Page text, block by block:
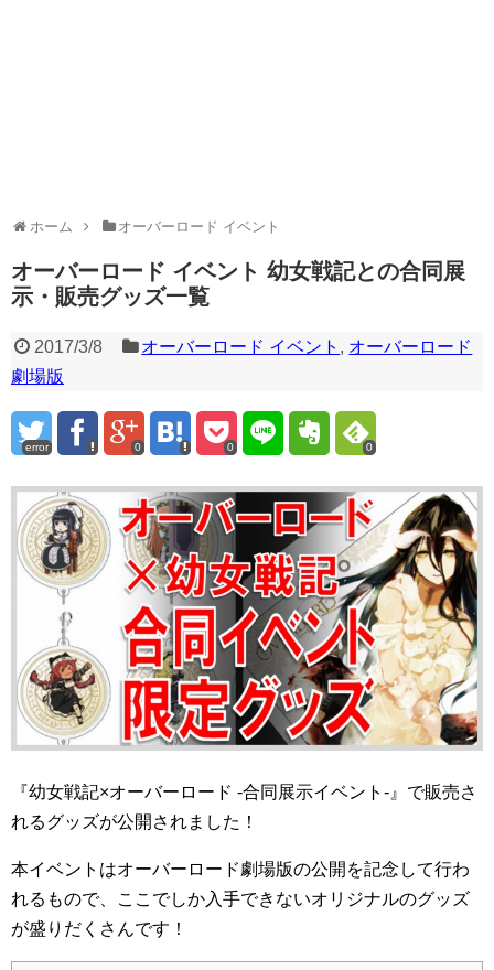
ホーム オーバーロード イベント
オーバーロード イベント 幼女戦記との合同展
示・販売グッズ一覧
2017/3/8 オーバーロード イベント , オーバーロード
劇場版
error 0 0 0
『幼女戦記×オーバーロード -合同展示イベント-』で販売さ
れるグッズが公開されました！
本イベントはオーバーロード劇場版の公開を記念して行わ
れるもので、ここでしか入手できないオリジナルのグッズ
が盛りだくさんです！